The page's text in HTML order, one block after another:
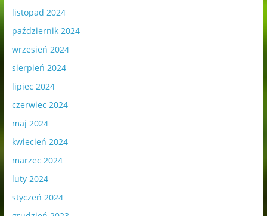
listopad 2024
październik 2024
wrzesień 2024
sierpień 2024
lipiec 2024
czerwiec 2024
maj 2024
kwiecień 2024
marzec 2024
luty 2024
styczeń 2024